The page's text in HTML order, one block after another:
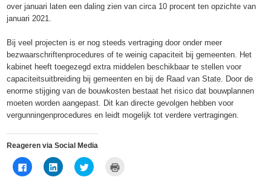
over januari laten een daling zien van circa 10 procent ten opzichte van
januari 2021.
Bij veel projecten is er nog steeds vertraging door onder meer
bezwaarschriftenprocedures of te weinig capaciteit bij gemeenten. Het
kabinet heeft toegezegd extra middelen beschikbaar te stellen voor
capaciteitsuitbreiding bij gemeenten en bij de Raad van State. Door de
enorme stijging van de bouwkosten bestaat het risico dat bouwplannen
moeten worden aangepast. Dit kan directe gevolgen hebben voor
vergunningenprocedures en leidt mogelijk tot verdere vertragingen.
Reageren via Social Media
Klik
om
Klik
om
Klik
om